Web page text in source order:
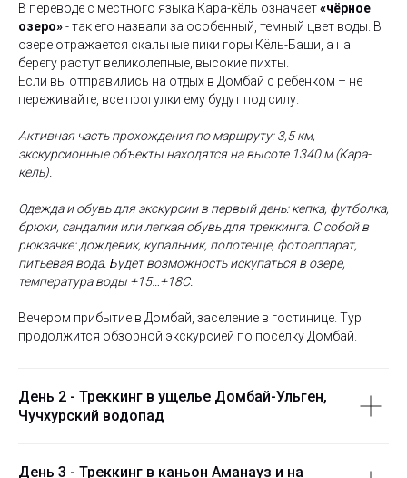
В переводе с местного языка Кара-кёль означает«чёрное
озеро»- так его назвали за особенный, темный цвет воды. В
озере отражается скальные пики горы Кёль-Баши, а на
берегу растут великолепные, высокие пихты.
Если вы отправились на отдых в Домбай с ребенком – не
переживайте, все прогулки ему будут под силу.
Активная часть прохождения по маршруту: 3,5 км,
экскурсионные объекты находятся на высоте 1340 м (Кара-
кёль).
Одежда и обувь для экскурсии в первый день: кепка, футболка,
брюки, сандалии или легкая обувь для треккинга. С собой в
рюкзачке: дождевик, купальник, полотенце, фотоаппарат,
питьевая вода. Будет возможность искупаться в озере,
температура воды +15…+18С.
Вечером прибытие в Домбай, заселение в гостинице. Тур
продолжится обзорной экскурсией по поселку Домбай.
День 2 - Треккинг в ущелье Домбай-Ульген,
Чучхурский водопад
День 3 - Треккинг в каньон Аманауз и на